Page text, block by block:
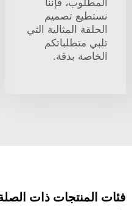
المطلوب، فإننا
نستطيع تصميم
الحلقة المثالية التي
تلبي متطلباتكم
الخاصة بدقة.
فئات المنتجات ذات الصلة